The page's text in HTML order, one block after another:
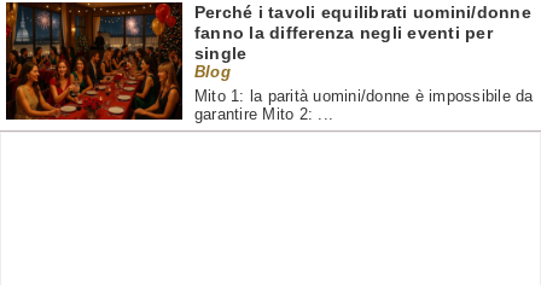
Perché i tavoli equilibrati uomini/donne
fanno la differenza negli eventi per
single
Blog
Mito 1: la parità uomini/donne è impossibile da
garantire Mito 2: ...